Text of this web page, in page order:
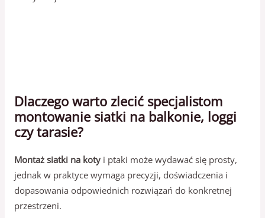
Dlaczego warto zlecić specjalistom
montowanie siatki na balkonie, loggi
czy tarasie?
Montaż siatki na koty i ptaki może wydawać się prosty,
jednak w praktyce wymaga precyzji, doświadczenia i
dopasowania odpowiednich rozwiązań do konkretnej
przestrzeni.